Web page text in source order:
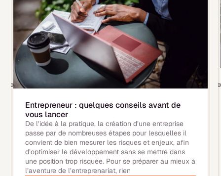
Entrepreneur : quelques conseils avant de
vous lancer
De l’idée à la pratique, la création d’une entreprise
passe par de nombreuses étapes pour lesquelles il
convient de bien mesurer les risques et enjeux, afin
d’optimiser le développement sans se mettre dans
une position trop risquée. Pour se préparer au mieux à
l’aventure de l’entreprenariat, rien